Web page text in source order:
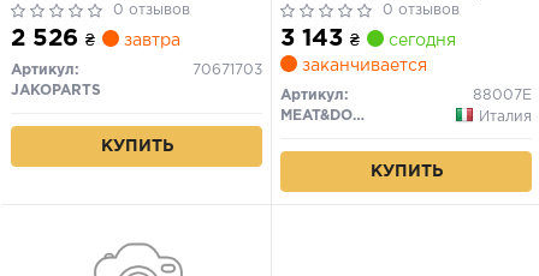
0 отзывов
2 526 ₴ завтра
Артикул:
70671703
JAKOPARTS
КУПИТЬ
1.9JTD
0 отзывов
3 143 ₴
сегодня
заканчивается
Артикул:
88007E
MEAT&DORIA
Италия
КУПИТЬ